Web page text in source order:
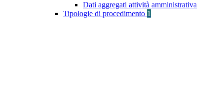
Dati aggregati attività amministrativa
Tipologie di procedimento 1